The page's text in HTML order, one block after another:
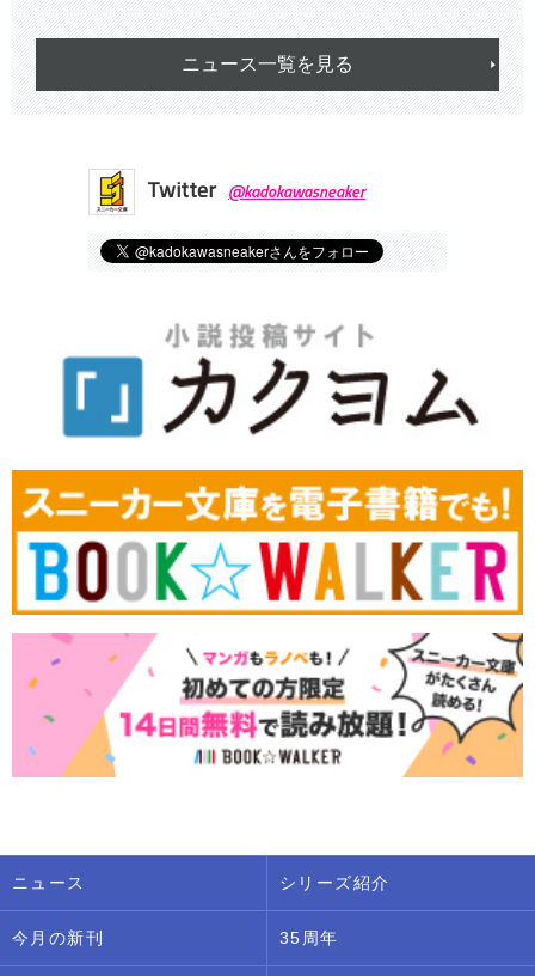
ニュース一覧を見る
Twitter @kadokawasneaker
ニュース シリーズ紹介
今月の新刊 35周年